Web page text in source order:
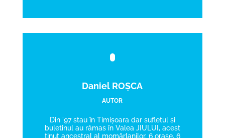
Daniel ROȘCA
AUTOR
Din '97 stau în Timișoara dar sufletul și
buletinul au rămas în Valea JIULUI, acest
ținut ancestral al momârlanilor. 6 orașe, 6